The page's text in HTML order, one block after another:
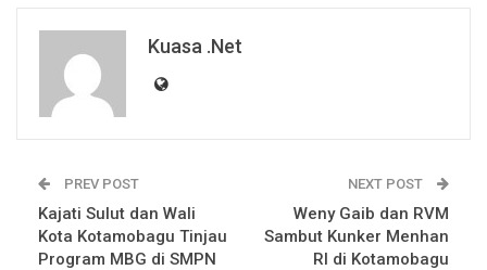
Kuasa .net
PREV POST
Kajati Sulut dan Wali
Kota Kotamobagu Tinjau
Program MBG di SMPN
NEXT POST
Weny Gaib dan RVM
Sambut Kunker Menhan
RI di Kotamobagu